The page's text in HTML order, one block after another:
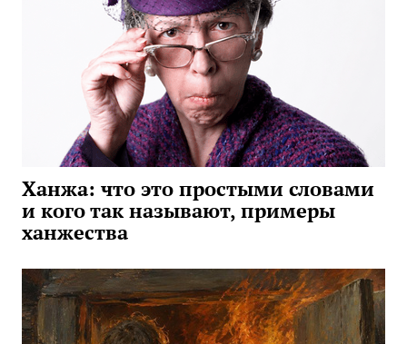
Ханжа: что это простыми словами
и кого так называют, примеры
ханжества